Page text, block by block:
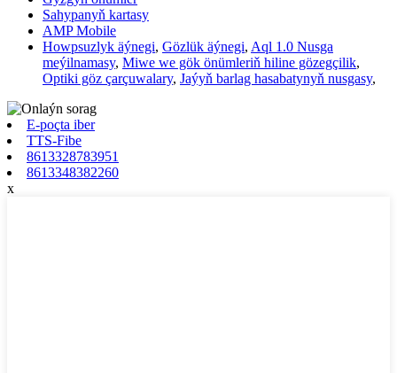
Sahypanyň kartasy
AMP Mobile
Howpsuzlyk äýnegi, Gözlük äýnegi, Aql 1.0 Nusga
meýilnamasy, Miwe we gök önümleriň hiline gözegçilik,
Optiki göz çarçuwalary, Jaýyň barlag hasabatynyň nusgasy,
E-poçta iber
TTS-Fibe
8613328783951
8613348382260
x